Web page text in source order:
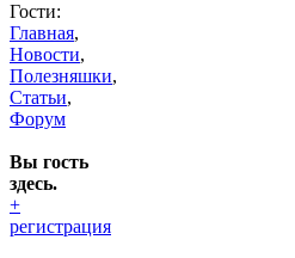
Гости:
Главная,
Новости,
Полезняшки,
Статьи,
Форум
Вы гость
здесь.
+
регистрация